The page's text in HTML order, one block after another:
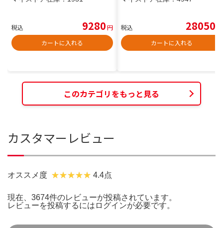
税込 9280円
カートに入れる
税込 28050
カートに入れる
このカテゴリをもっと見る
カスタマーレビュー
オススメ度 4.4点
現在、3674件のレビューが投稿されています。
レビューを投稿するには ログインが必要です。